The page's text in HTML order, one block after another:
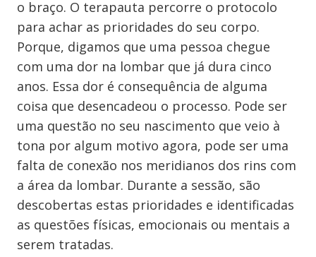
o braço. O terapauta percorre o protocolo
para achar as prioridades do seu corpo.
Porque, digamos que uma pessoa chegue
com uma dor na lombar que já dura cinco
anos. Essa dor é consequência de alguma
coisa que desencadeou o processo. Pode ser
uma questão no seu nascimento que veio à
tona por algum motivo agora, pode ser uma
falta de conexão nos meridianos dos rins com
a área da lombar. Durante a sessão, são
descobertas estas prioridades e identificadas
as questões físicas, emocionais ou mentais a
serem tratadas.